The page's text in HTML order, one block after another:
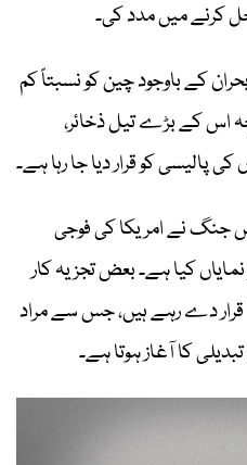
حل کرنے میں مدد کی۔
کے باوجود چین کو نسبتاً کم
اس کے بڑے تیل ذخائر،
کی پالیسی کو قرار دیا جا رہا ہے۔
جنگ نے امریکا کی فوجی
کیا ہے۔ بعض تجزیہ کار
قرار دے رہے ہیں، جس سے مراد
کا آغاز ہوتا ہے۔